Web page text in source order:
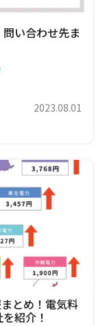
い合わせ先ま
2023.08.01
とめ！電気料
紹介！